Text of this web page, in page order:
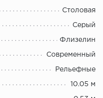
Столовая
Серый
Флизелин
Современный
Рельефные
10.05 м